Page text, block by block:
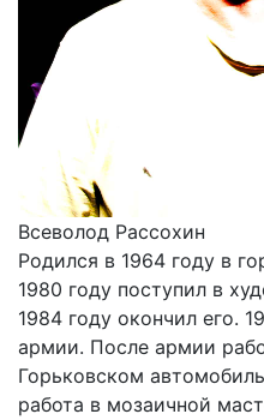
Всеволод Рассохин
Родился в 1964 году в
1980 году поступил в
1984 году окончил его.
армии. После армии
Горьковском
работа в мозаичной